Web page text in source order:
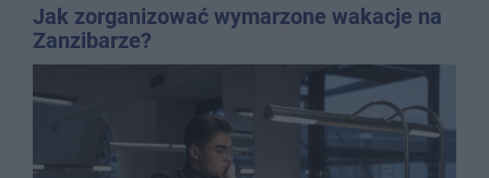
Jak zorganizować wymarzone wakacje na
Zanzibarze?